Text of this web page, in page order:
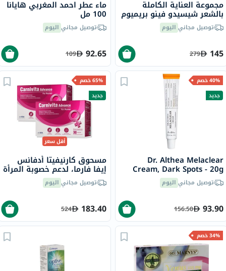
مجموعة العناية الكاملة
بالشعر شيسيدو فينو بريميوم
تاتشتوصيل مجاني اليوم
145
279
ماء عطر احمد المغربي هايانا
100 مل
توصيل مجاني اليوم
92.65
109
40% خصم
جديد
Dr. Althea Melaclear
Cream, Dark Spots - 20g
توصيل مجاني اليوم
93.90
156.50
65% خصم
جديد
أقل سعر
مسحوق كارنيفيتا أدفانس
إيفا فارما، لدعم خصوبة المرأة
- 2 × 30 كيس توصيل مجاني اليوم
183.40
524
34% خصم